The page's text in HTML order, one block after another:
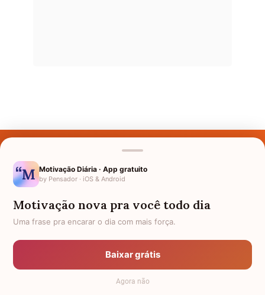
Nomes pelo Mundo
Política de Privacidade
Anuncie
Termos de Uso
Motivação Diária · App gratuito
by Pensador · iOS & Android
Motivação nova pra você todo dia
Uma frase pra encarar o dia com mais força.
Baixar grátis
Agora não